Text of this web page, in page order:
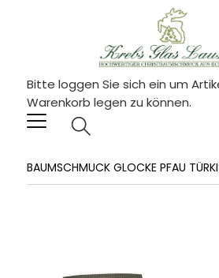
Bitte loggen Sie sich ein um
Warenkorb legen zu können.
BAUMSCHMUCK GLOCKE PFAU